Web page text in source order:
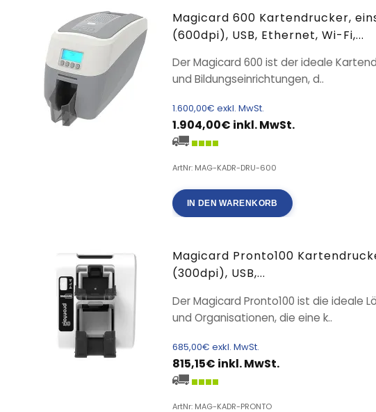
Magicard 600 Kartendrucker,
(600dpi), USB, Ethernet, Wi-Fi,...
Der Magicard 600 ist der ideale
und Bildungseinrichtungen, d..
1.600,00€ exkl. MwSt.
1.904,00€ inkl. MwSt.
ArtNr: MAG-KADR-DRU-600
IN DEN WARENKORB
Magicard Pronto100
(300dpi), USB,...
Der Magicard Pronto100 ist die ideale
und Organisationen, die eine k..
685,00€ exkl. MwSt.
815,15€ inkl. MwSt.
ArtNr: MAG-KADR-PRONTO